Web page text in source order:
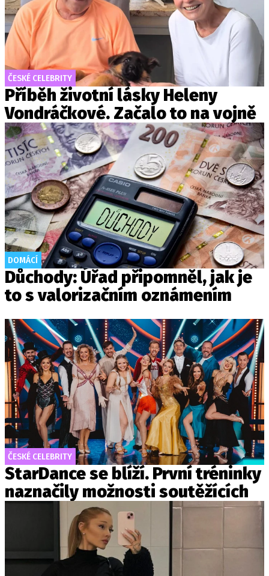
ČESKÉ CELEBRITY
Příběh životní lásky Heleny
Vondráčkové. Začalo to na vojně
DOMÁCÍ
Důchody: Úřad připomněl, jak je
to s valorizačním oznámením
ČESKÉ CELEBRITY
StarDance se blíží. První tréninky
naznačily možnosti soutěžících